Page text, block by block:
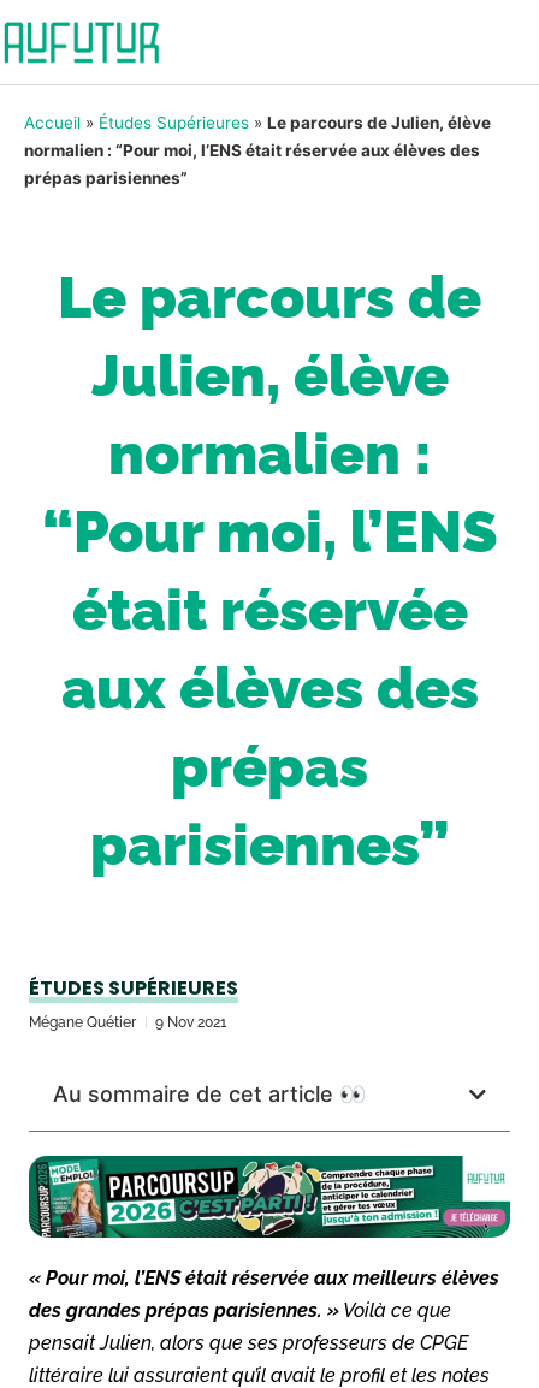
Accueil » Études Supérieures » Le parcours de Julien, élève
normalien : “Pour moi, l’ENS était réservée aux élèves des
prépas parisiennes”
Le parcours de
Julien, élève
normalien :
“Pour moi, l’ENS
était réservée
aux élèves des
prépas
parisiennes”
ÉTUDES SUPÉRIEURES
Mégane Quétier 9 Nov 2021
Au sommaire de cet article 👀
« Pour moi, l’ENS était réservée aux meilleurs élèves
des grandes prépas parisiennes. » Voilà ce que
pensait Julien, alors que ses professeurs de CPGE
littéraire lui assuraient qu’il avait le profil et les notes